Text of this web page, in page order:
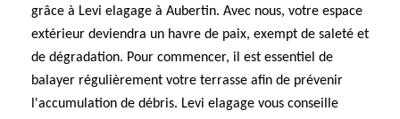
grâce à Levi elagage à Aubertin. Avec nous, votre espace
extérieur deviendra un havre de paix, exempt de saleté et
de dégradation. Pour commencer, il est essentiel de
balayer régulièrement votre terrasse afin de prévenir
l'accumulation de débris. Levi elagage vous conseille